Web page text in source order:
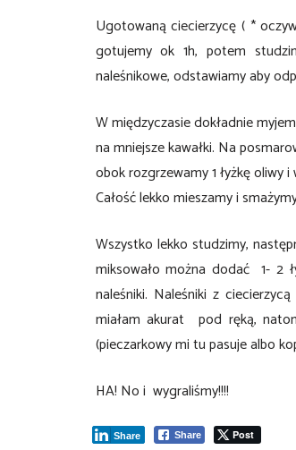
Ugotowaną ciecierzycę ( *
gotujemy ok 1h, potem
naleśnikowe, odstawiamy aby
W międzyczasie dokładnie
na mniejsze kawałki. Na
obok rozgrzewamy 1 łyżkę oliwy
Całość lekko mieszamy i
Wszystko lekko studzimy,
miksowało można dodać 1- 2
naleśniki. Naleśniki z
miałam akurat pod ręką,
(pieczarkowy mi tu pasuje albo
HA! No i wygraliśmy!!!!
Share Post
Share